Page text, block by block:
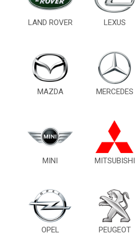
LAND ROVER LEXUS
MAZDA MERCEDES
MINI MITSUBISHI
OPEL PEUGEOT